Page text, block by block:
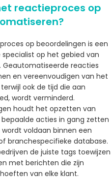
reactieproces op
op beoordelingen is een
op het gebied van
reacties
en vereenvoudigen van het
ook de tijd die aan
wordt verminderd.
houdt het opzetten van
acties in gang zetten
voldaan binnen een
branchespecifieke database.
de juiste tags toewijzen
met berichten die zijn
van elke klant.